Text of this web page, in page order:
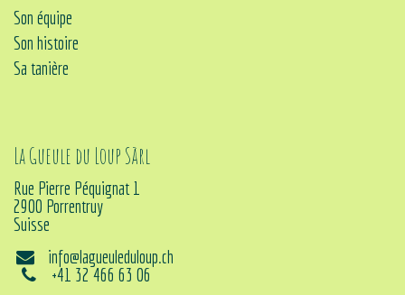
Son équipe
Son histoire
Sa tanière
La Gueule du Loup Sàrl
Rue Pierre Péquignat 1
2900 Porrentruy
Suisse
info@lagueuleduloup.ch
+41 32 466 63 06